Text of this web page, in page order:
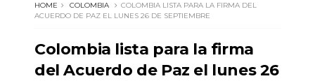
HOME COLOMBIA
COLOMBIA LISTA PARA LA FIRMA DEL
ACUERDO DE PAZ EL LUNES 26 DE SEPTIEMBRE
Colombia lista para la firma
del Acuerdo de Paz el lunes 26